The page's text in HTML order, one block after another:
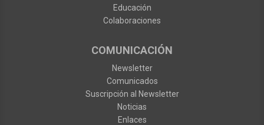
Educación
Colaboraciones
COMUNICACIÓN
Newsletter
Comunicados
Suscripción al Newsletter
Noticias
Enlaces